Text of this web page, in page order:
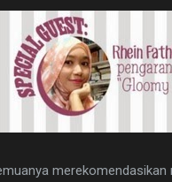
merekomendasikan